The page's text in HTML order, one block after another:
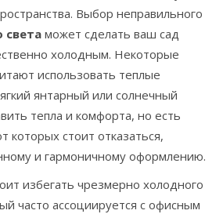
Выбор неправильного
светаможет сделать ваш сад
холодным. Некоторые
использовать теплые
янтарный или солнечный
тепла и комфорта, но есть
которых стоит отказаться,
и гармоничному оформлению.
избегать чрезмерно холодного
часто ассоциируется с офисным